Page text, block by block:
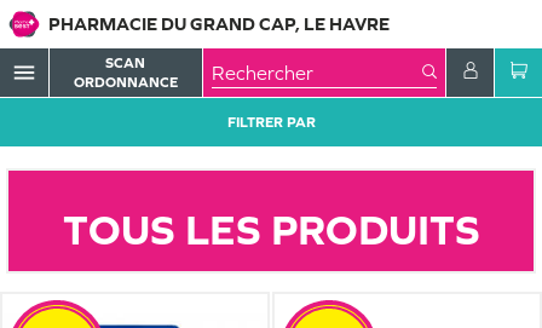
PHARMACIE DU GRAND CAP, LE HAVRE
menu
SCAN
ORDONNANCE
FILTRER PAR
TOUS LES PRODUITS